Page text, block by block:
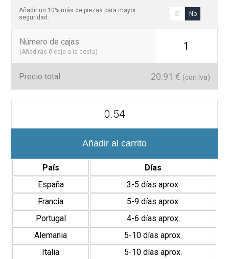
Añadir un 10% más de piezas para mayor
seguridad:
Sí No
Número de cajas:
(Añadirás 0 caja a la cesta) 1
Precio total: 20.91 € (con Iva)
cantidad
Añadir al carrito
País
Días
España
3-5 días aprox.
Francia
5-9 días aprox.
Portugal
4-6 días aprox.
Alemania
5-10 días aprox.
Italia
5-10 días aprox.